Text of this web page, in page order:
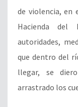
de violencia, en
Hacienda del
autoridades,
que dentro del
llegar, se
arrastrado los